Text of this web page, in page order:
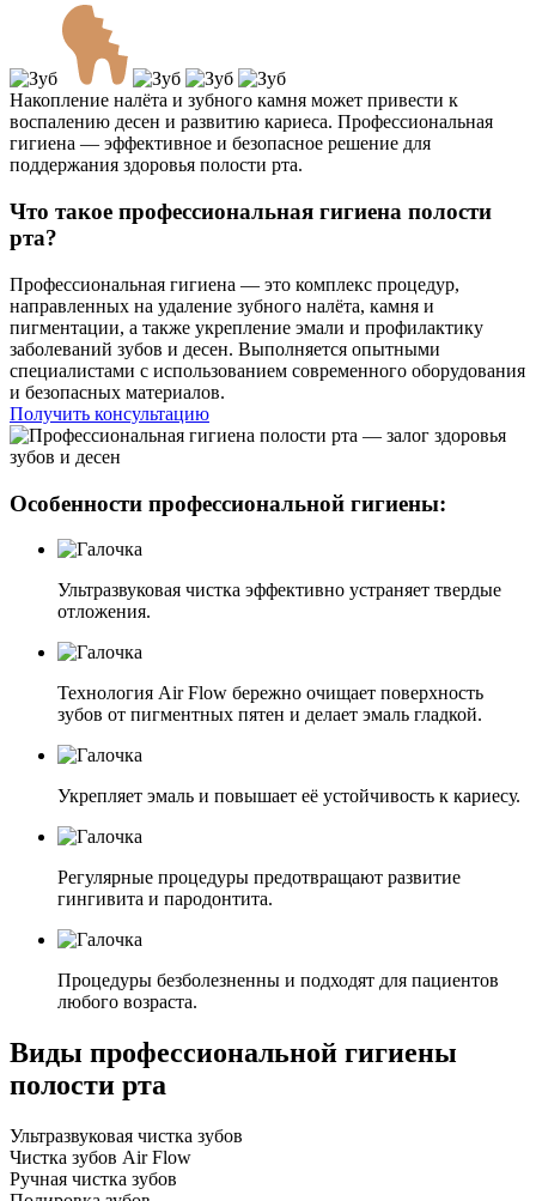
Накопление налёта и зубного камня может привести к
воспалению десен и развитию кариеса. Профессиональная
гигиена — эффективное и безопасное решение для
поддержания здоровья полости рта.
Что такое профессиональная гигиена полости
рта?
Профессиональная гигиена — это комплекс процедур,
направленных на удаление зубного налёта, камня и
пигментации, а также укрепление эмали и профилактику
заболеваний зубов и десен. Выполняется опытными
специалистами с использованием современного оборудования
и безопасных материалов.
Получить консультацию
Особенности профессиональной гигиены:
Ультразвуковая чистка эффективно устраняет твердые
отложения.
Технология Air Flow бережно очищает поверхность
зубов от пигментных пятен и делает эмаль гладкой.
Укрепляет эмаль и повышает её устойчивость к кариесу.
Регулярные процедуры предотвращают развитие
гингивита и пародонтита.
Процедуры безболезненны и подходят для пациентов
любого возраста.
Виды профессиональной гигиены
полости рта
Ультразвуковая чистка зубов
Чистка зубов Air Flow
Ручная чистка зубов